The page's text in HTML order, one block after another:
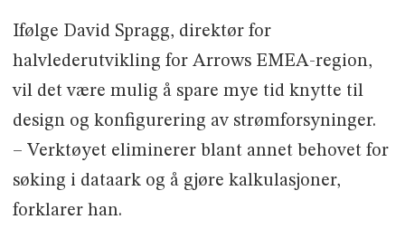
Ifølge David Spragg, direktør for
halvlederutvikling for Arrows EMEA-region,
vil det være mulig å spare mye tid knytte til
design og konfigurering av strømforsyninger.
– Verktøyet eliminerer blant annet behovet for
søking i dataark og å gjøre kalkulasjoner,
forklarer han.